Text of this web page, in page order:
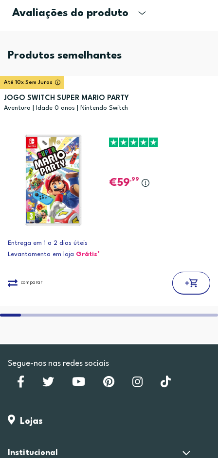
Avaliações do produto
Produtos semelhantes
Até 10x Sem Juros
JOGO SWITCH SUPER MARIO PARTY
Aventura | Idade 0 anos | Nintendo Switch
59,99
Entrega em 1 a 2 dias úteis
Levantamento em loja Grátis*
comparar
Segue-nos nas redes sociais
Lojas
Institucional